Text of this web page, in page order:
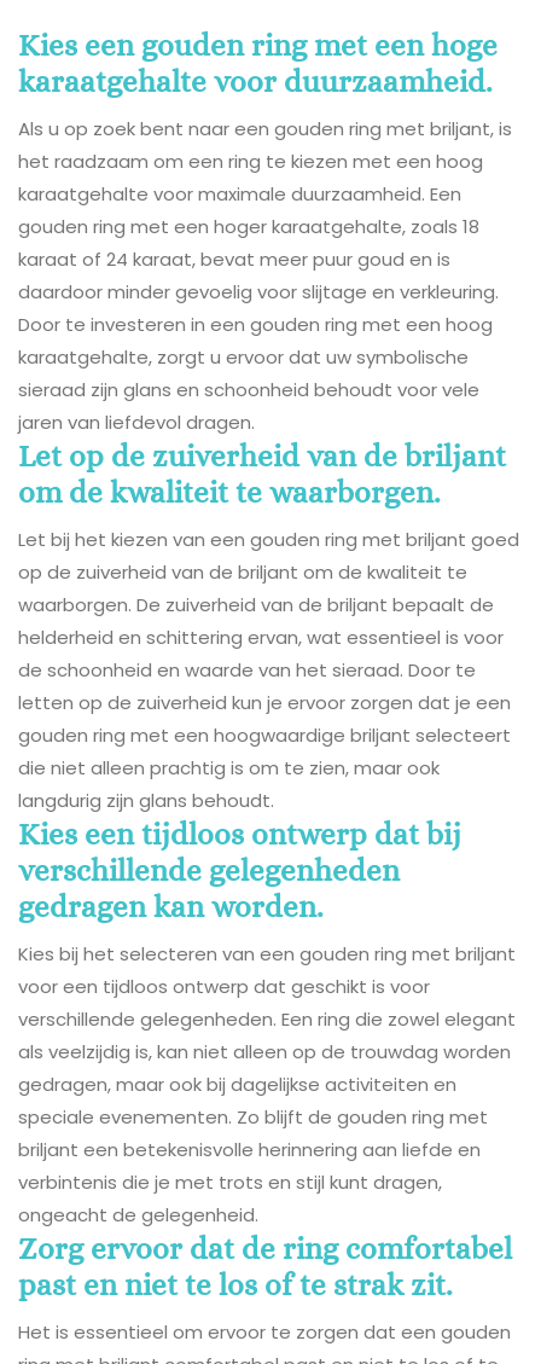
Kies een gouden ring met een hoge
karaatgehalte voor duurzaamheid.
Als u op zoek bent naar een gouden ring met briljant, is
het raadzaam om een ring te kiezen met een hoog
karaatgehalte voor maximale duurzaamheid. Een
gouden ring met een hoger karaatgehalte, zoals 18
karaat of 24 karaat, bevat meer puur goud en is
daardoor minder gevoelig voor slijtage en verkleuring.
Door te investeren in een gouden ring met een hoog
karaatgehalte, zorgt u ervoor dat uw symbolische
sieraad zijn glans en schoonheid behoudt voor vele
jaren van liefdevol dragen.
Let op de zuiverheid van de briljant
om de kwaliteit te waarborgen.
Let bij het kiezen van een gouden ring met briljant goed
op de zuiverheid van de briljant om de kwaliteit te
waarborgen. De zuiverheid van de briljant bepaalt de
helderheid en schittering ervan, wat essentieel is voor
de schoonheid en waarde van het sieraad. Door te
letten op de zuiverheid kun je ervoor zorgen dat je een
gouden ring met een hoogwaardige briljant selecteert
die niet alleen prachtig is om te zien, maar ook
langdurig zijn glans behoudt.
Kies een tijdloos ontwerp dat bij
verschillende gelegenheden
gedragen kan worden.
Kies bij het selecteren van een gouden ring met briljant
voor een tijdloos ontwerp dat geschikt is voor
verschillende gelegenheden. Een ring die zowel elegant
als veelzijdig is, kan niet alleen op de trouwdag worden
gedragen, maar ook bij dagelijkse activiteiten en
speciale evenementen. Zo blijft de gouden ring met
briljant een betekenisvolle herinnering aan liefde en
verbintenis die je met trots en stijl kunt dragen,
ongeacht de gelegenheid.
Zorg ervoor dat de ring comfortabel
past en niet te los of te strak zit.
Het is essentieel om ervoor te zorgen dat een gouden